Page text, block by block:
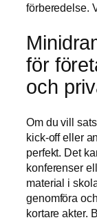
förberedelse.
för
och
Om du vill
kick-off eller
perfekt. Det
konferenser
material i
genomföra
kortare akter.